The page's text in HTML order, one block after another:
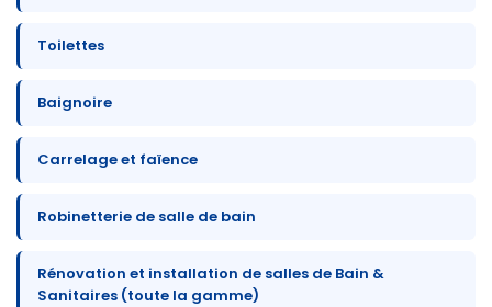
Toilettes
Baignoire
Carrelage et faïence
Robinetterie de salle de bain
Rénovation et installation de salles de Bain &
Sanitaires (toute la gamme)